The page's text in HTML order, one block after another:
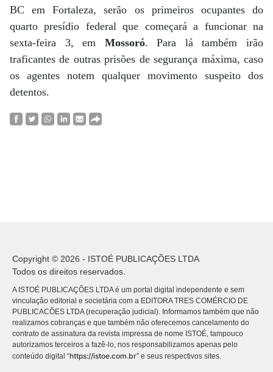
BC em Fortaleza, serão os primeiros ocupantes do
quarto presídio federal que começará a funcionar na
sexta-feira 3, em Mossoró. Para lá também irão
traficantes de outras prisões de segurança máxima, caso
os agentes notem qualquer movimento suspeito dos
detentos.
Copyright © 2026 - ISTOÉ PUBLICAÇÕES LTDA
Todos os direitos reservados.
A ISTOÉ PUBLICAÇÕES LTDA é um portal digital independente e sem
vinculação editorial e societária com a EDITORA TRES COMÉRCIO DE
PUBLICACÕES LTDA (recuperação judicial). Informamos também que não
realizamos cobranças e que também não oferecemos cancelamento do
contrato de assinatura da revista impressa de nome ISTOÉ, tampouco
autorizamos terceiros a fazê-lo, nos responsabilizamos apenas pelo
conteúdo digital “https://istoe.com.br” e seus respectivos sites.